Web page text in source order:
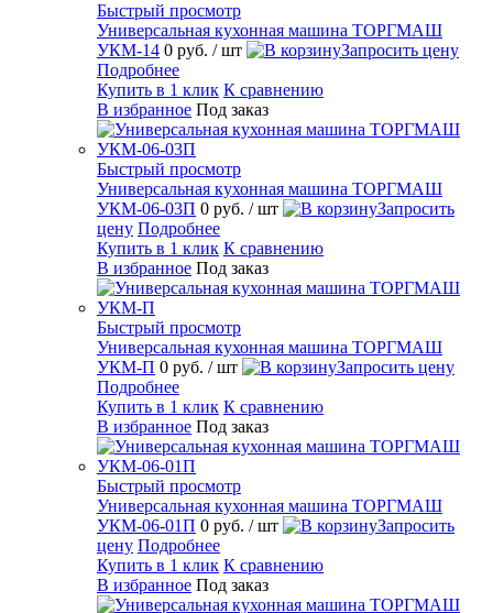
Быстрый просмотр
Универсальная кухонная машина ТОРГМАШ
УКМ-14 0 руб. / шт
Запросить цену
Подробнее
Купить в 1 клик К сравнению
В избранное Под заказ
Быстрый просмотр
Универсальная кухонная машина ТОРГМАШ
УКМ-06-03П 0 руб. / шт
Запросить
цену Подробнее
Купить в 1 клик К сравнению
В избранное Под заказ
Быстрый просмотр
Универсальная кухонная машина ТОРГМАШ
УКМ-П 0 руб. / шт
Запросить цену
Подробнее
Купить в 1 клик К сравнению
В избранное Под заказ
Быстрый просмотр
Универсальная кухонная машина ТОРГМАШ
УКМ-06-01П 0 руб. / шт
Запросить
цену Подробнее
Купить в 1 клик К сравнению
В избранное Под заказ